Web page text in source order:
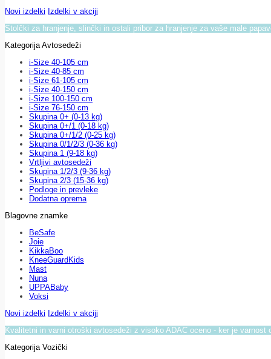
Novi izdelki Izdelki v akciji
Stolčki za hranjenje, slinčki in ostali pribor za hranjenje za vaše male
Kategorija Avtosedeži
i-Size 40-105 cm
i-Size 40-85 cm
i-Size 61-105 cm
i-Size 40-150 cm
i-Size 100-150 cm
i-Size 76-150 cm
Skupina 0+ (0-13 kg)
Skupina 0+/1 (0-18 kg)
Skupina 0+/1/2 (0-25 kg)
Skupina 0/1/2/3 (0-36 kg)
Skupina 1 (9-18 kg)
Vrtljivi avtosedeži
Skupina 1/2/3 (9-36 kg)
Skupina 2/3 (15-36 kg)
Podloge in prevleke
Dodatna oprema
Blagovne znamke
BeSafe
Joie
KikkaBoo
KneeGuardKids
Mast
Nuna
UPPABaby
Voksi
Novi izdelki Izdelki v akciji
Kvalitetni in varni otroški avtosedeži z visoko ADAC oceno - ker je varnost
Kategorija Vozički